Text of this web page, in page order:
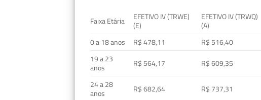
Faixa Etária
EFETIVO IV (TRWE)
(E)
EFETIVO IV (TRWQ)
(A)
0 a 18 anos
R$ 478,11 R$ 516,40
19 a 23
anos
R$ 564,17 R$ 609,35
24 a 28
anos
R$ 682,64 R$ 737,31